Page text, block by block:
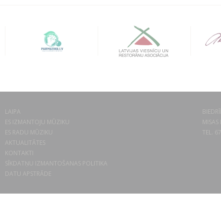
LAIPA
ES IZMANTOJU MŪZIKU
ES RADU MŪZIKU
AKTUALITĀTES
KONTAKTI
SĪKDATŅU IZMANTOŠANAS POLITIKA
DATU APSTRĀDE
TEL.